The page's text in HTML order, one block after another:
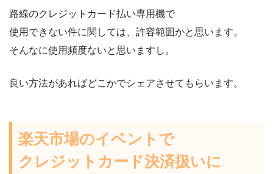
路線のクレジットカード払い専用機で
使用できない件に関しては、許容範囲かと思います。
そんなに使用頻度ないと思いますし。
良い方法があればどこかでシェアさせてもらいます。
楽天市場のイベントで
クレジットカード決済扱いに